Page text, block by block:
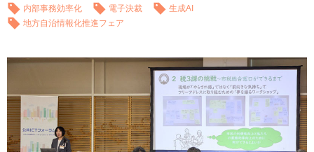
内部事務効率化 電子決裁
生成AI
地方自治情報化推進フェア